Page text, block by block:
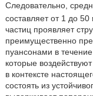
Следовательно,
составляет от 1 до
частиц проявляет
преимущественно
пуансонами в
которые
в контексте
состоять из